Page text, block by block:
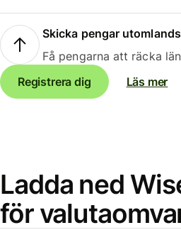
Skicka pengar
Få pengarna att räcka
Registrera dig
Läs mer
Ladda ned
för